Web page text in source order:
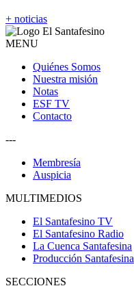
+ noticias
MENU
Quiénes Somos
Nuestra misión
Notas
ESF TV
Contacto
---
Membresía
Auspicia
MULTIMEDIOS
El Santafesino TV
El Santafesino Radio
La Cuenca Santafesina
Producción Santafesina
SECCIONES